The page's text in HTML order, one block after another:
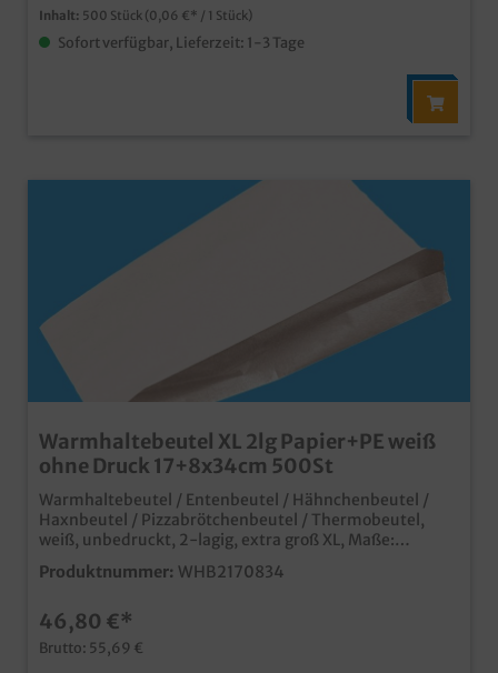
Inhalt: 500 Stück (0,06 €* / 1 Stück)
Sofort verfügbar, Lieferzeit: 1-3 Tage
Warmhaltebeutel XL 2lg Papier+PE weiß
ohne Druck 17+8x34cm 500St
Warmhaltebeutel / Entenbeutel / Hähnchenbeutel /
Haxnbeutel / Pizzabrötchenbeutel / Thermobeutel,
weiß, unbedruckt, 2-lagig, extra groß XL, Maße:
170x80x340mm, 500 Stück im Karton Hochwertiger
und gut isolierender Hähnchenbeutel in weiß ohne
Druck vielseitig einsetzbar,extra groß, ideal für große
Hähnchen, gebratene Enten, usw. Gern bieten wir
Ihnen die Warmhaltebeutel auch mit einem
Produktnummer: WHB2170834
46,80 €*
Brutto: 55,69 €